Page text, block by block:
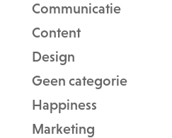
Communicatie
Content
Design
Geen categorie
Happiness
Marketing